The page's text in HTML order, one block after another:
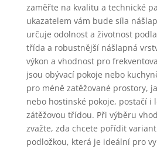
zaměřte na kvalitu a technické
ukazatelem vám bude síla
určuje odolnost a životnost
třída a robustnější nášlapná
výkon a vhodnost pro
jsou obývací pokoje nebo
pro méně zatěžované prostory,
nebo hostinské pokoje, postačí i
zátěžovou třídou. Při výběru
zvažte, zda chcete pořídit
podložkou, která je ideální pro